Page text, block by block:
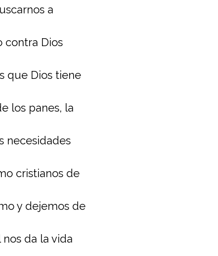
a
Dios
que Dios tiene
los panes, la
necesidades
cristianos de
y dejemos de
da la vida